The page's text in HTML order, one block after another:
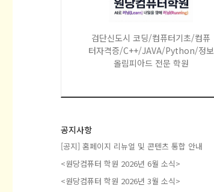
검단신도시 코딩/컴퓨터기초/컴퓨
터자격증/C++/JAVA/Python/정보
올림피아드 전문 학원
공지사항
[공지] 홈페이지 리뉴얼 및 콘텐츠 통합 안내
<원당컴퓨터 학원 2026년 6월 소식>
<원당컴퓨터 학원 2026년 3월 소식>